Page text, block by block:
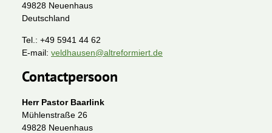
49828 Neuenhaus
Deutschland
Tel.: +49 5941 44 62
E-mail: veldhausen@altreformiert.de
Contactpersoon
Herr Pastor Baarlink
Mühlenstraße 26
49828 Neuenhaus